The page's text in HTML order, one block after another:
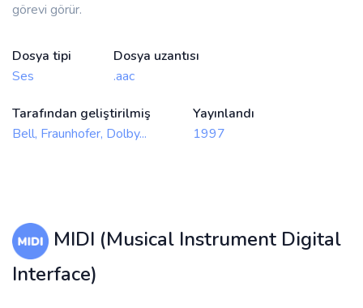
görevi görür.
Dosya tipi
Ses
Dosya uzantısı
.aac
Tarafından geliştirilmiş
Bell, Fraunhofer, Dolby...
Yayınlandı
1997
MIDI (Musical Instrument Digital
Interface)